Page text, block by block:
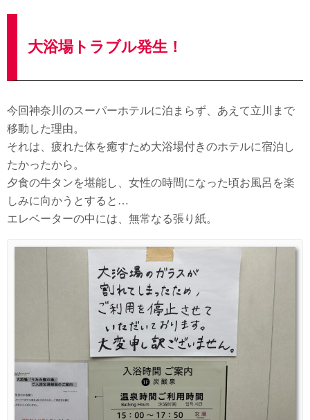
大浴場トラブル発生！
今回神奈川のスーパーホテルに泊まらず、あえて立川まで
移動した理由。
それは、疲れた体を癒すため大浴場付きのホテルに宿泊し
たかったから。
夕食の牛タンを堪能し、女性の時間になった頃お風呂を楽
しみに向かうとすると…
エレベーターの中には、無常なる張り紙。